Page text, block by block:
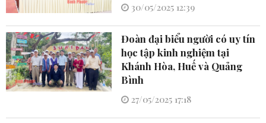
30/05/2025 12:39
Đoàn đại biểu người có uy tín
học tập kinh nghiệm tại
Khánh Hòa, Huế và Quảng
Bình
27/05/2025 17:18